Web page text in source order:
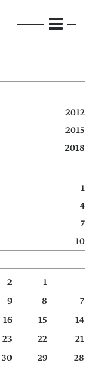
الرئيسية
مواضيع
دفاتر
الأرشيف
2012
2015
2018
1
4
7
10
1
2
7
8
9
14
15
16
21
22
23
28
29
30